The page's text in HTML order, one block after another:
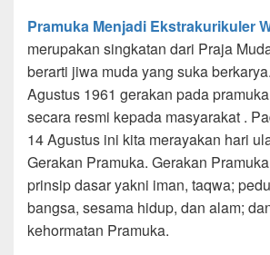
Pramuka Menjadi Ekstrakurikuler
merupakan singkatan dari Praja
berarti jiwa muda yang suka
Agustus 1961 gerakan pada
secara resmi kepada masyarakat .
14 Agustus ini kita merayakan hari
Gerakan Pramuka. Gerakan
prinsip dasar yakni iman, taqwa;
bangsa, sesama hidup, dan alam;
kehormatan Pramuka.